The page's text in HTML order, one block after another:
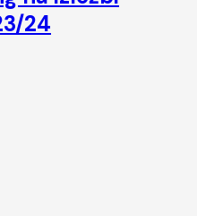
24